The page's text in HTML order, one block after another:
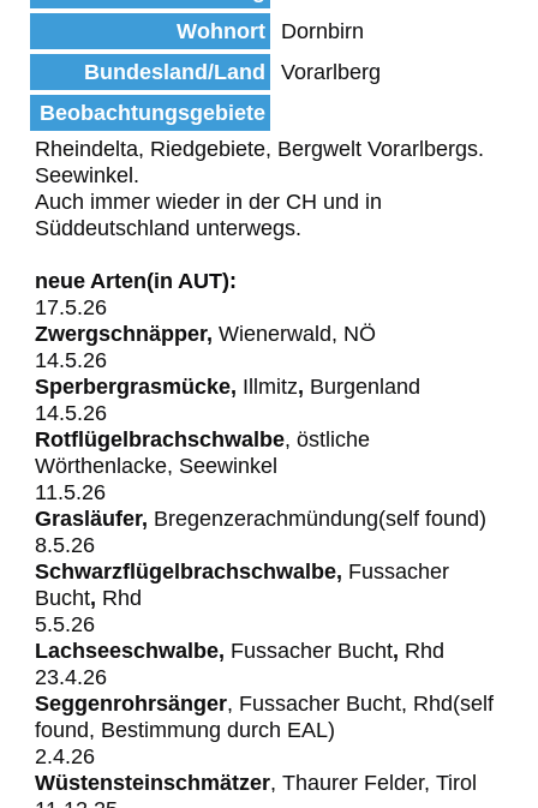
Wohnort
Dornbirn
Bundesland/Land
Vorarlberg
Beobachtungsgebiete
Rheindelta, Riedgebiete, Bergwelt Vorarlbergs.
Seewinkel.
Auch immer wieder in der CH und in
Süddeutschland unterwegs.
neue Arten(in AUT):
17.5.26
Zwergschnäpper, Wienerwald, NÖ
14.5.26
Sperbergrasmücke, Illmitz, Burgenland
14.5.26
Rotflügelbrachschwalbe, östliche
Wörthenlacke, Seewinkel
11.5.26
Grasläufer, Bregenzerachmündung(self found)
8.5.26
Schwarzflügelbrachschwalbe, Fussacher
Bucht, Rhd
5.5.26
Lachseeschwalbe, Fussacher Bucht, Rhd
23.4.26
Seggenrohrsänger, Fussacher Bucht, Rhd(self
found, Bestimmung durch EAL)
2.4.26
Wüstensteinschmätzer, Thaurer Felder, Tirol